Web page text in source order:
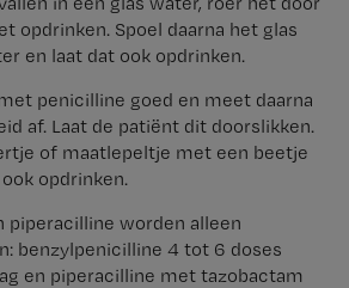
opdrinken. Spoel daarna het glas
en laat dat ook opdrinken.
penicilline goed en meet daarna
af. Laat de patiënt dit doorslikken.
of maatlepeltje met een beetje
opdrinken.
piperacilline worden alleen
benzylpenicilline 4 tot 6 doses
en piperacilline met tazobactam